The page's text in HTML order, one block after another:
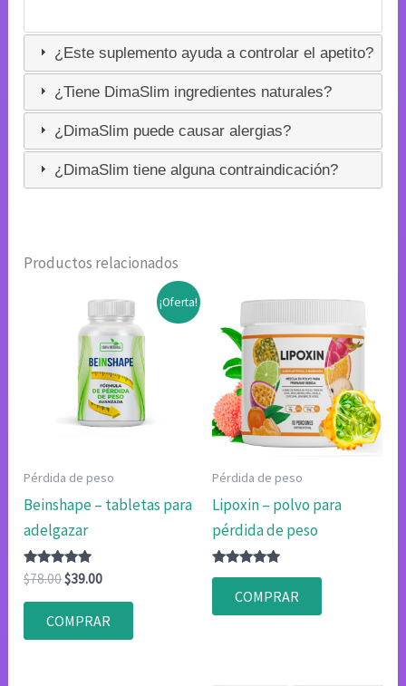
¿Este suplemento ayuda a controlar el apetito?
¿Tiene DimaSlim ingredientes naturales?
¿DimaSlim puede causar alergias?
¿DimaSlim tiene alguna contraindicación?
Productos relacionados
¡Oferta!
Pérdida de peso
Beinshape – tabletas para
adelgazar
Valorado
con
4.75
de 5
$78.00El
original
era:
$39.00El
actual
es:
COMPRAR
Pérdida de peso
Lipoxin – polvo para
pérdida de peso
Valorado
4.80
de 5
COMPRAR